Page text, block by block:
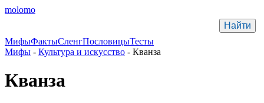
molomo
МифыФактыСленгПословицыТесты
Мифы - Культура и искусство - Кванза
Кванза